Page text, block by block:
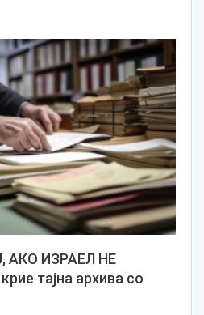
АКО ИЗРАЕЛ НЕ
тајна архива со